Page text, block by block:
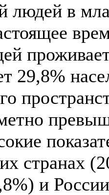
людей в
29,8%
странах
и